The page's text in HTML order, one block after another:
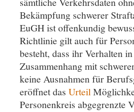
Bekämpfung schwerer
EuGH ist offenkundig
Richtlinie gilt auch für
besteht, dass ihr Verhalten
Zusammenhang mit
keine Ausnahmen für
eröffnet das Urteil
Personenkreis abgegrenzte